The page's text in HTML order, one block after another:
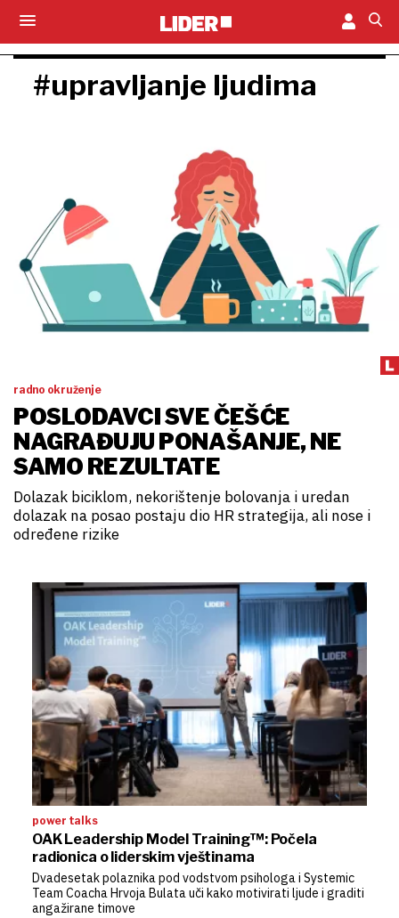
#upravljanje ljudima
radno okruženje
POSLODAVCI SVE ČEŠĆE
NAGRAĐUJU PONAŠANJE, NE
SAMO REZULTATE
Dolazak biciklom, nekorištenje bolovanja i uredan
dolazak na posao postaju dio HR strategija, ali nose i
određene rizike
power talks
OAK Leadership Model Training™: Počela
radionica o liderskim vještinama
Dvadesetak polaznika pod vodstvom psihologa i Systemic
Team Coacha Hrvoja Bulata uči kako motivirati ljude i graditi
angažirane timove